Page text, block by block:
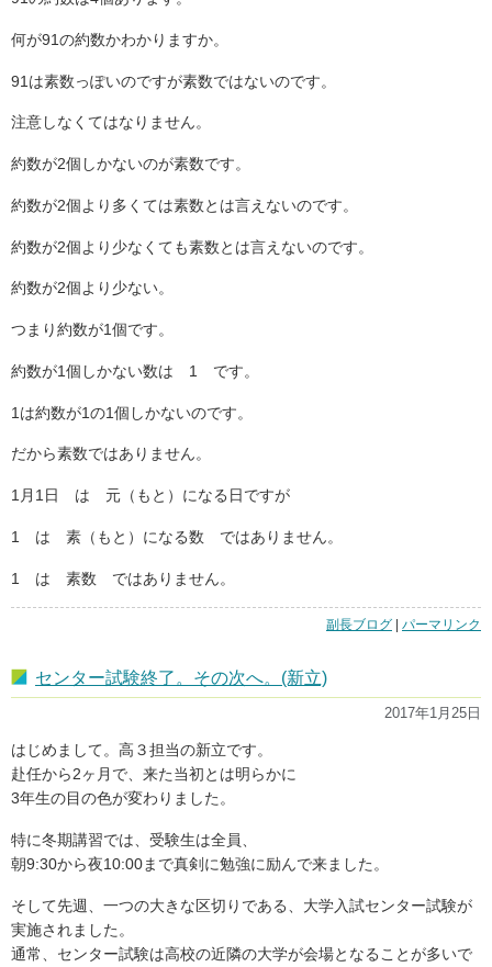
何が91の約数かわかりますか。
91は素数っぽいのですが素数ではないのです。
注意しなくてはなりません。
約数が2個しかないのが素数です。
約数が2個より多くては素数とは言えないのです。
約数が2個より少なくても素数とは言えないのです。
約数が2個より少ない。
つまり約数が1個です。
約数が1個しかない数は 1 です。
1は約数が1の1個しかないのです。
だから素数ではありません。
1月1日 は 元（もと）になる日ですが
1 は 素（もと）になる数 ではありません。
1 は 素数 ではありません。
副長ブログ
「が
【元
旦】」
パーマリンク
センター試験終了。その次へ。(新立)
2017年1月25日
はじめまして。高３担当の新立です。
赴任から2ヶ月で、来た当初とは明らかに
3年生の目の色が変わりました。
特に冬期講習では、受験生は全員、
朝9:30から夜10:00まで真剣に勉強に励んで来ました。
そして先週、一つの大きな区切りである、大学入試センター試験が
実施されました。
通常、センター試験は高校の近隣の大学が会場となることが多いで